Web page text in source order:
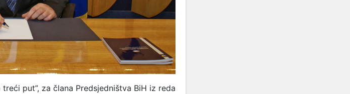
put”, za člana Predsjedništva BiH iz reda